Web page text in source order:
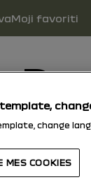
Moji favoriti
change
MES COOKIES